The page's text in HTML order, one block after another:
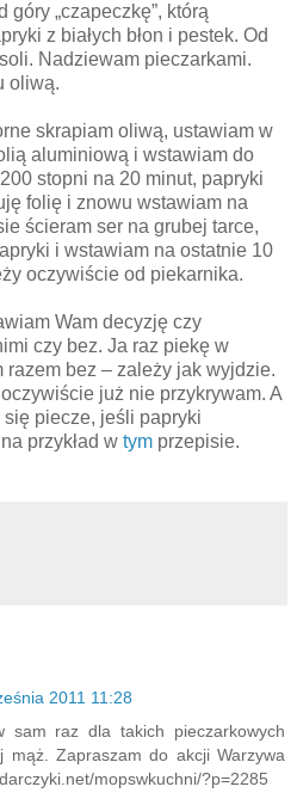
góry „czapeczkę”, którą
z białych błon i pestek. Od
Nadziewam pieczarkami.
oliwą.
skrapiam oliwą, ustawiam w
aluminiową i wstawiam do
stopni na 20 minut, papryki
folię i znowu wstawiam na
ścieram ser na grubej tarce,
i wstawiam na ostatnie 10
oczywiście od piekarnika.
Wam decyzję czy
czy bez. Ja raz piekę w
bez – zależy jak wyjdzie.
już nie przykrywam. A
piecze, jeśli papryki
przykład w tym przepisie.
2011 11:28
sam raz dla takich pieczarkowych
mąż. Zapraszam do akcji Warzywa
mopswkuchni/?p=2285